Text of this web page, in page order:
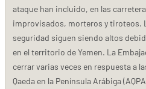
ataque han incluido, en las
improvisados, morteros y tiroteos.
seguridad siguen siendo altos
en el territorio de Yemen. La
cerrar varias veces en respuesta a
Qaeda en la Península Arábiga